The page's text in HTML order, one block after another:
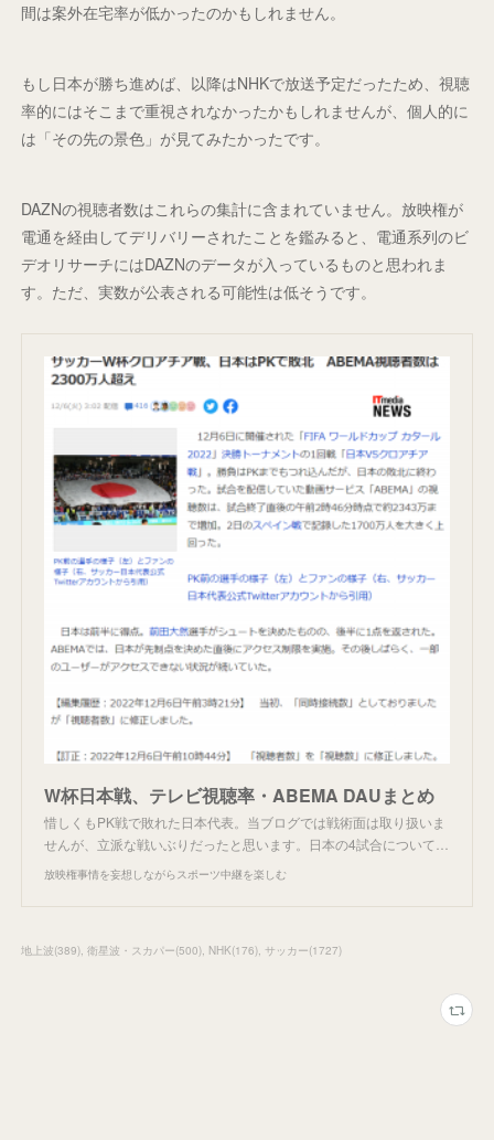
間は案外在宅率が低かったのかもしれません。
もし日本が勝ち進めば、以降はNHKで放送予定だったため、視聴
率的にはそこまで重視されなかったかもしれませんが、個人的に
は「その先の景色」が見てみたかったです。
DAZNの視聴者数はこれらの集計に含まれていません。放映権が
電通を経由してデリバリーされたことを鑑みると、電通系列のビ
デオリサーチにはDAZNのデータが入っているものと思われま
す。ただ、実数が公表される可能性は低そうです。
W杯日本戦、テレビ視聴率・ABEMA DAUまとめ
惜しくもPK戦で敗れた日本代表。当ブログでは戦術面は取り扱いま
せんが、立派な戦いぶりだったと思います。日本の4試合について…
放映権事情を妄想しながらスポーツ中継を楽しむ
地上波(389) 衛星波・スカパー(500) NHK(176) サッカー(1727)